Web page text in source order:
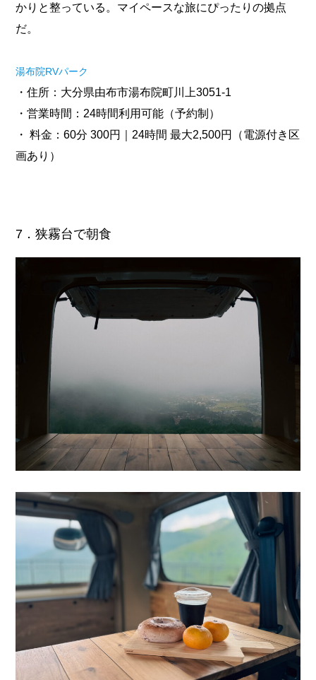
かりと整っている。マイペースな旅にぴったりの拠点
だ。
湯布院RVパーク
・住所：大分県由布市湯布院町川上3051-1
・営業時間：24時間利用可能（予約制）
・ 料金：60分 300円｜24時間 最大2,500円（電源付き区
画あり）
7．狭霧台で朝食